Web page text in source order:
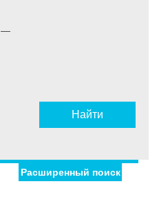
—
Найти
Дом С фото
Расширенный поиск